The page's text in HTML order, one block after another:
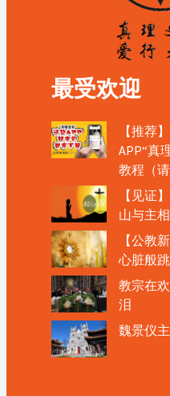
最受欢迎
【推荐
APP“真
教程（
【见证
山与主
【公教
心脏般跳
教宗在
泪
魏景仪